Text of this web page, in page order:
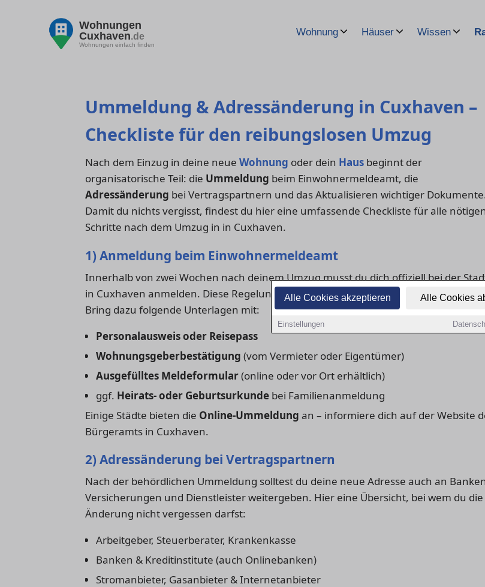
Alle Cookies akzeptieren Alle Cookies
Einstellungen
Wohnungen
Cuxhaven.de
Wohnungen einfach finden
Wohnung Häuser Wissen
Ummeldung & Adressänderung in Cuxhaven –
Checkliste für den reibungslosen Umzug
Nach dem Einzug in deine neue Wohnung oder dein Haus beginnt der
organisatorische Teil: die Ummeldung beim Einwohnermeldeamt, die
Adressänderung bei Vertragspartnern und das Aktualisieren wichtiger
Damit du nichts vergisst, findest du hier eine umfassende Checkliste für alle nötigen
Schritte nach dem Umzug in in Cuxhaven.
1) Anmeldung beim Einwohnermeldeamt
Innerhalb von zwei Wochen nach deinem Umzug musst du dich offiziell bei der
in Cuxhaven anmelden. Diese Regelung gilt für alle Haupt- und Nebenwohnsitze.
Bring dazu folgende Unterlagen mit:
Personalausweis oder Reisepass
Wohnungsgeberbestätigung (vom Vermieter oder Eigentümer)
Ausgefülltes Meldeformular(online oder vor Ort erhältlich)
ggf. Heirats- oder Geburtsurkundebei Familienanmeldung
Einige Städte bieten die Online-Ummeldung an – informiere dich auf der Website
Bürgeramts in Cuxhaven.
2) Adressänderung bei Vertragspartnern
Nach der behördlichen Ummeldung solltest du deine neue Adresse auch an
Versicherungen und Dienstleister weitergeben. Hier eine Übersicht, bei wem du die
Änderung nicht vergessen darfst:
Arbeitgeber, Steuerberater, Krankenkasse
Banken & Kreditinstitute (auch Onlinebanken)
Stromanbieter, Gasanbieter & Internetanbieter